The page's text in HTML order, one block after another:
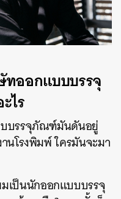
ทออกแบบบรรจุ
ไร
บบรรจุภัณฑ์มันดันอยู่
นโรงพิมพ์ ใครมันจะมา
เป็นนักออกแบบบรรจุ